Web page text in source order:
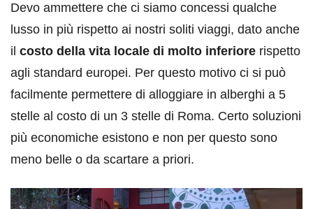
Devo ammettere che ci siamo concessi qualche
lusso in più rispetto ai nostri soliti viaggi, dato anche
il costo della vita locale di molto inferiore rispetto
agli standard europei. Per questo motivo ci si può
facilmente permettere di alloggiare in alberghi a 5
stelle al costo di un 3 stelle di Roma. Certo soluzioni
più economiche esistono e non per questo sono
meno belle o da scartare a priori.